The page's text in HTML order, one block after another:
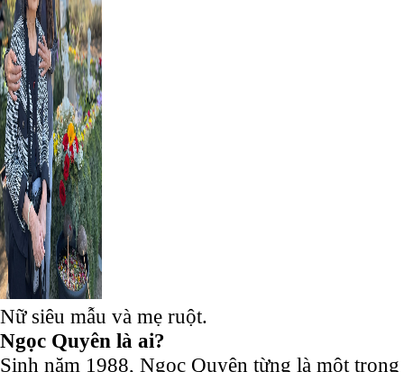
Nữ siêu mẫu và mẹ ruột.
Ngọc Quyên là ai?
Sinh năm 1988, Ngọc Quyên từng là một